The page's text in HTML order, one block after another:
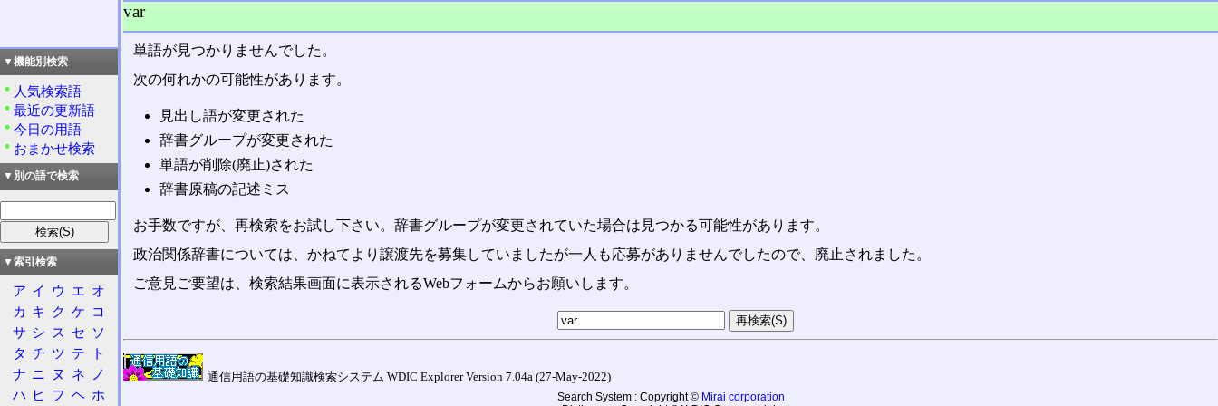
var
単語が見つかりませんでした。
次の何れかの可能性があります。
見出し語が変更された
辞書グループが変更された
単語が削除(廃止)された
辞書原稿の記述ミス
お手数ですが、再検索をお試し下さい。辞書グループが変更されていた場合は見つかる可能性があります。
政治関係辞書については、かねてより譲渡先を募集していましたが一人も応募がありませんでしたので、廃止されました。
ご意見ご要望は、検索結果画面に表示されるWebフォームからお願いします。
通信用語の基礎知識検索システム WDIC Explorer Version 7.04a (27-May-2022)
Search System : Copyright © Mirai corporation
▼機能別検索
人気検索語
最近の更新語
今日の用語
おまかせ検索
▼別の語で検索
▼索引検索
ア イ ウ エ オ
カ キ ク ケ コ
サ シ ス セ ソ
タ チ ツ テ
ト
ナ ニ ヌ ネ
ノ
ハ ヒ フ ヘ ホ